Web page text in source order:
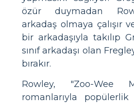
özür duymadan
arkadaş olmaya çalışır
bir arkadaşıyla takılıp
sınıf arkadaşı olan
bırakır.
Rowley, "Zoo-Wee
romanlarıyla popülerlik